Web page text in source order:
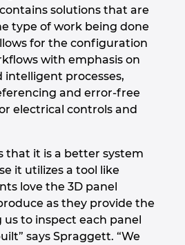
solutions that are
type of work being done
for the configuration
with emphasis on
intelligent processes,
and error-free
electrical controls and
that it is a better system
it utilizes a tool like
love the 3D panel
as they provide the
us to inspect each panel
says Spraggett. “We